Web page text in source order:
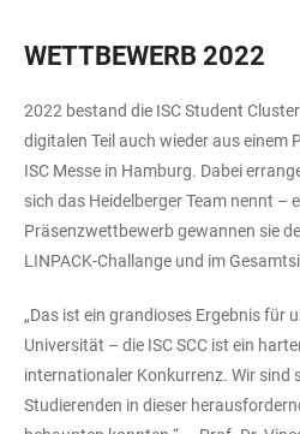
WETTBEWERB 2022
2022 bestand die ISC Student
digitalen Teil auch wieder aus einem
ISC Messe in Hamburg. Dabei
sich das Heidelberger Team nennt –
Präsenzwettbewerb gewannen sie
LINPACK-Challange und im
„Das ist ein grandioses Ergebnis für
Universität – die ISC SCC ist ein
internationaler Konkurrenz. Wir sind
Studierenden in dieser